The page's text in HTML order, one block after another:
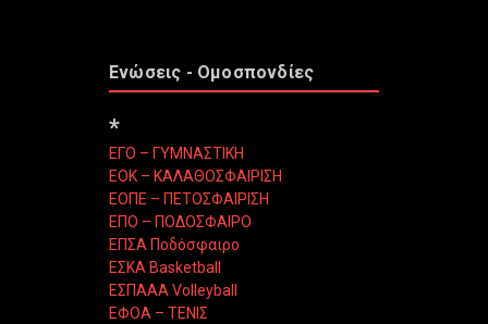
Ενώσεις - Ομοσπονδίες
*
ΕΓΟ – ΓΥΜΝΑΣΤΙΚΗ
ΕΟΚ – ΚΑΛΑΘΟΣΦΑΙΡΙΣΗ
ΕΟΠΕ – ΠΕΤΟΣΦΑΙΡΙΣΗ
ΕΠΟ – ΠΟΔΟΣΦΑΙΡΟ
ΕΠΣΑ Ποδόσφαιρο
ΕΣΚΑ Basketball
ΕΣΠΑΑΑ Volleyball
ΕΦΟΑ – ΤΕΝΙΣ